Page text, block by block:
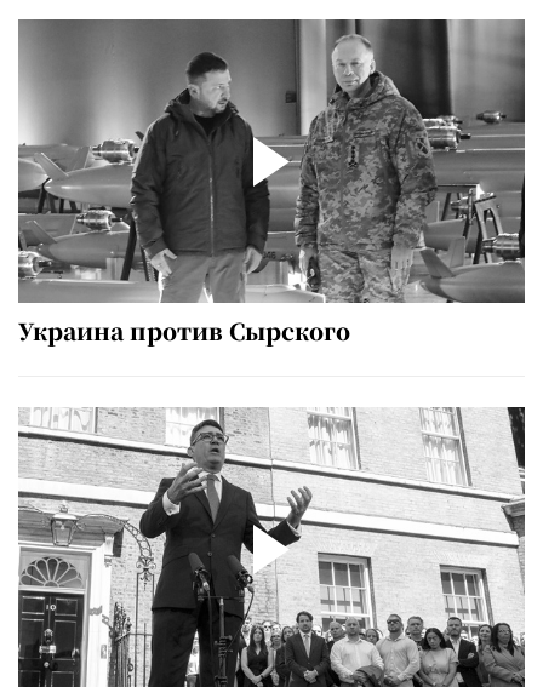
Украина против Сырского